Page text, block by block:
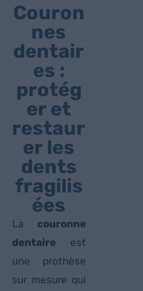
Couron
nes
dentair
es :
protég
er et
restaur
er les
dents
fragilis
ées
La couronne
dentaire est
une prothèse
sur mesure qui